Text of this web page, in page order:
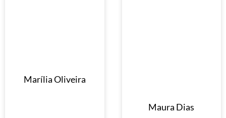
Marília Oliveira
Maura Dias